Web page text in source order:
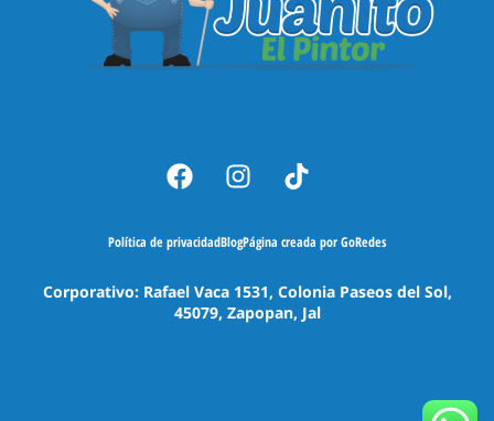
Política de privacidadBlogPágina creada por GoRedes
Corporativo: Rafael Vaca 1531, Colonia Paseos del Sol,
45079, Zapopan, Jal